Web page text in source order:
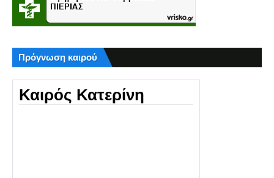
Πρόγνωση καιρού
Καιρός Κατερίνη